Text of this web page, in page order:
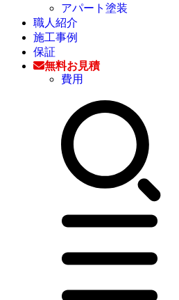
アパート塗装
職人紹介
施工事例
保証
無料お見積
費用